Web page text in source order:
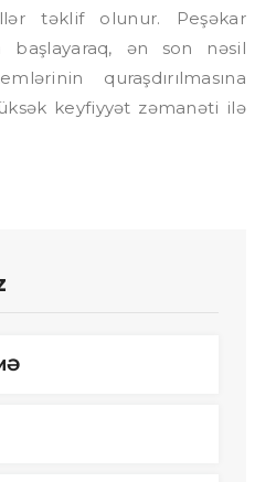
təklif olunur. Peşəkar
başlayaraq, ən son nəsil
quraşdırılmasına
keyfiyyət zəmanəti ilə